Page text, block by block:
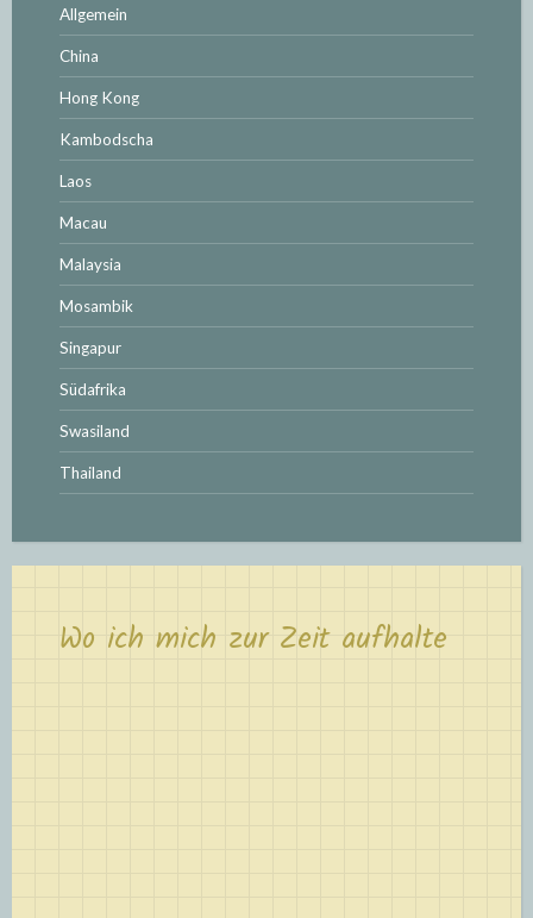
Allgemein
China
Hong Kong
Kambodscha
Laos
Macau
Malaysia
Mosambik
Singapur
Südafrika
Swasiland
Thailand
Wo ich mich zur Zeit aufhalte